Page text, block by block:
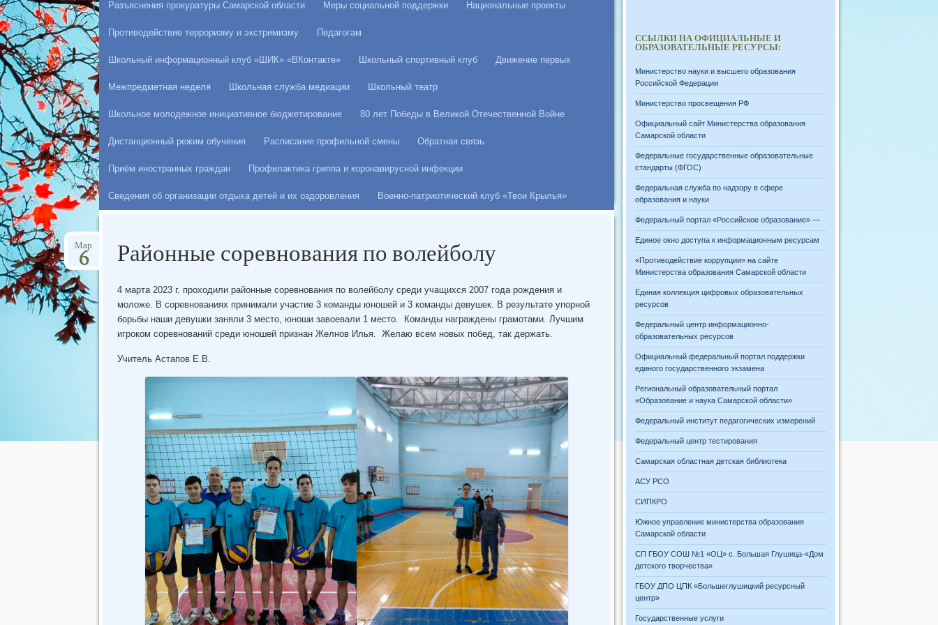
Разъяснения прокуратуры Самарской области Меры социальной поддержки Национальные проекты
Противодействие терроризму и экстримизму Педагогам
Школьный информационный клуб «ШИК» «ВКонтакте» Школьный спортивный клуб Движение первых
Межпредметная неделя Школьная служба медиации Школьный театр
Школьное молодежное инициативное бюджетирование 80 лет Победы в Великой Отечественной Войне
Дистанционный режим обучения Расписание профильной смены Обратная связь
Приём иностранных граждан Профилактика гриппа и коронавирусной инфекции
Сведения об организации отдыха детей и их оздоровления Военно-патриотический клуб «Твои Крылья»
Районные соревнования по волейболу
Мар
6
4 марта 2023 г. проходили районные соревнования по волейболу среди учащихся 2007 года рождения и
моложе. В соревнованиях принимали участие 3 команды юношей и 3 команды девушек. В результате упорной
борьбы наши девушки заняли 3 место, юноши завоевали 1 место. Команды награждены грамотами. Лучшим
игроком соревнований среди юношей признан Желнов Илья. Желаю всем новых побед, так держать.
Учитель Астапов Е.В.
ССЫЛКИ НА ОФИЦИАЛЬНЫЕ И
ОБРАЗОВАТЕЛЬНЫЕ РЕСУРСЫ:
Министерство науки и высшего образования
Российской Федерации
Министерство просвещения РФ
Официальный сайт Министерства образования
Самарской области
Федеральные государственные образовательные
стандарты (ФГОС)
Федеральная служба по надзору в сфере
образования и науки
Федеральный портал «Российское образование» —
Единое окно доступа к информационным ресурсам
«Противодействие коррупции» на сайте
Министерства образования Самарской области
Единая коллекция цифровых образовательных
ресурсов
Федеральный центр информационно-
образовательных ресурсов
Официальный федеральный портал поддержки
единого государственного экзамена
Региональный образовательный портал
«Образование и наука Самарской области»
Федеральный институт педагогических измерений
Федеральный центр тестирования
Самарская областная детская библиотека
АСУ РСО
СИПКРО
Южное управление министерства образования
Самарской области
СП ГБОУ СОШ №1 «ОЦ» с. Большая Глушица-«Дом
детского творчества»
ГБОУ ДПО ЦПК «Большеглушицкий ресурсный
центр»
Государственные услуги